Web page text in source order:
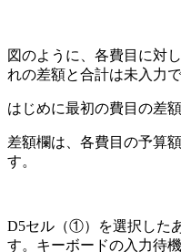
図のように、各費目に対
れの差額と合計は未入力で
はじめに最初の費目の差
差額欄は、各費目の予算
す。
D5セル（①）を選択した
す。キーボードの入力待